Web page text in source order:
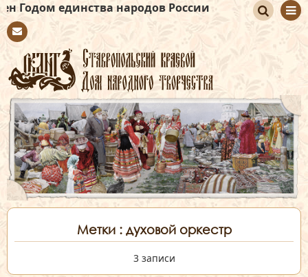
народов России
tact
иск
Метки : духовой оркестр
3 записи